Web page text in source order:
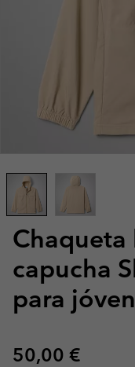
Chaqueta
capucha
para
Regular price:
50,00 €